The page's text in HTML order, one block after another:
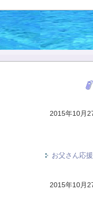
2015年10月
お父さん応
2015年10月